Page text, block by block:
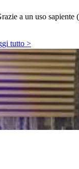
a un uso sapiente
tutto >